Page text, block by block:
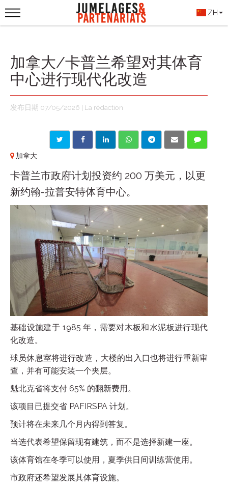
ZH
加拿大/卡普兰希望对其体育
中心进行现代化改造
发布日期 07/05/2026 | La rédaction
加拿大
卡普兰市政府计划投资约 200 万美元，以更
新约翰-拉普安特体育中心。
基础设施建于 1985 年，需要对木板和水泥板进行现代
化改造。
球员休息室将进行改造，大楼的出入口也将进行重新审
查，并有可能安装一个夹层。
魁北克省将支付 65% 的翻新费用。
该项目已提交省 PAFIRSPA 计划。
预计将在未来几个月内得到答复。
当选代表希望保留现有建筑，而不是选择新建一座。
该体育馆在冬季可以使用，夏季供日间训练营使用。
市政府还希望发展其体育设施。